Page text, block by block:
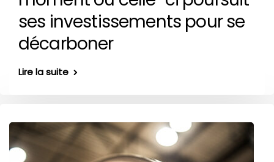
ses investissements pour se
décarboner
Lire la suite